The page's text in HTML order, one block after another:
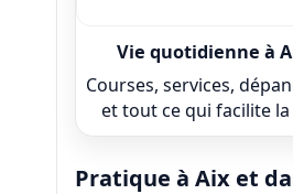
Vie quotidienne à
Courses, services,
et tout ce qui facilite la
Pratique à Aix et